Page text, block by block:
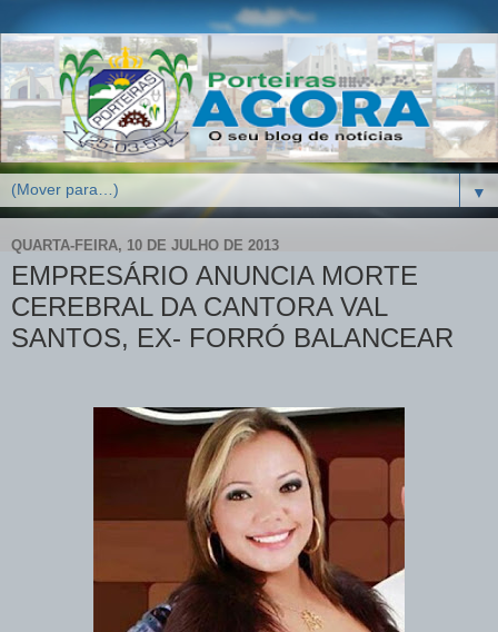
▼
QUARTA-FEIRA, 10 DE JULHO DE 2013
EMPRESÁRIO ANUNCIA MORTE
CEREBRAL DA CANTORA VAL
SANTOS, EX- FORRÓ BALANCEAR